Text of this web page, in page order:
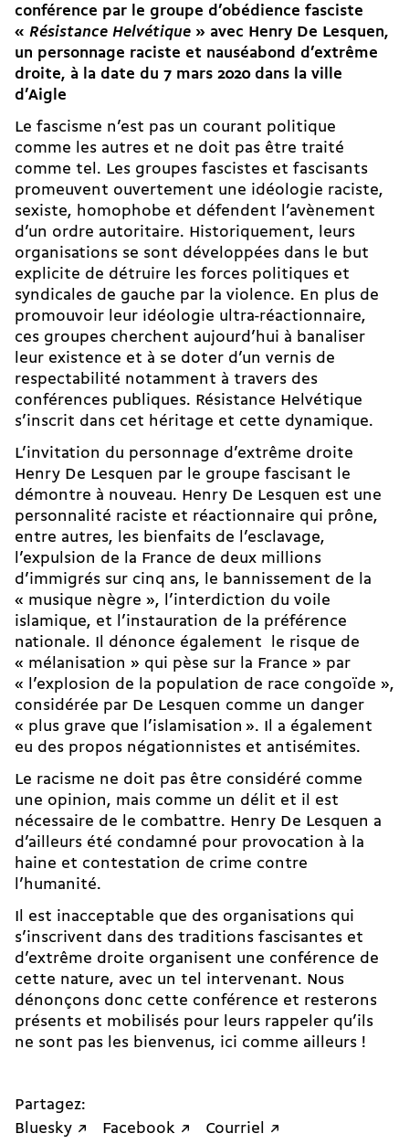
conférence par le groupe d’obédience fasciste
« Résistance Helvétique » avec Henry De Lesquen,
un personnage raciste et nauséabond d’extrême
droite, à la date du 7 mars 2020 dans la ville
d’Aigle
Le fascisme n’est pas un courant politique
comme les autres et ne doit pas être traité
comme tel. Les groupes fascistes et fascisants
promeuvent ouvertement une idéologie raciste,
sexiste, homophobe et défendent l’avènement
d’un ordre autoritaire. Historiquement, leurs
organisations se sont développées dans le but
explicite de détruire les forces politiques et
syndicales de gauche par la violence. En plus de
promouvoir leur idéologie ultra-réactionnaire,
ces groupes cherchent aujourd’hui à banaliser
leur existence et à se doter d’un vernis de
respectabilité notamment à travers des
conférences publiques. Résistance Helvétique
s’inscrit dans cet héritage et cette dynamique.
L’invitation du personnage d’extrême droite
Henry De Lesquen par le groupe fascisant le
démontre à nouveau. Henry De Lesquen est une
personnalité raciste et réactionnaire qui prône,
entre autres, les bienfaits de l’esclavage,
l’expulsion de la France de deux millions
d’immigrés sur cinq ans, le bannissement de la
« musique nègre », l’interdiction du voile
islamique, et l’instauration de la préférence
nationale. Il dénonce également le risque de
« mélanisation » qui pèse sur la France » par
« l’explosion de la population de race congoïde »,
considérée par De Lesquen comme un danger
« plus grave que l’islamisation ». Il a également
eu des propos négationnistes et antisémites.
Le racisme ne doit pas être considéré comme
une opinion, mais comme un délit et il est
nécessaire de le combattre. Henry De Lesquen a
d’ailleurs été condamné pour provocation à la
haine et contestation de crime contre
l’humanité.
Il est inacceptable que des organisations qui
s’inscrivent dans des traditions fascisantes et
d’extrême droite organisent une conférence de
cette nature, avec un tel intervenant. Nous
dénonçons donc cette conférence et resterons
présents et mobilisés pour leurs rappeler qu’ils
ne sont pas les bienvenus, ici comme ailleurs !
Partagez:
Bluesky ↗
Facebook ↗ Courriel ↗